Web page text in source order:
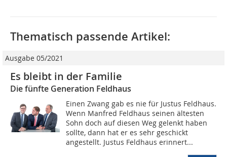
Thematisch passende Artikel:
Ausgabe 05/2021
Es bleibt in der Familie
Die fünfte Generation Feldhaus
Einen Zwang gab es nie für Justus Feldhaus.
Wenn Manfred Feldhaus seinen ältesten
Sohn doch auf diesen Weg gelenkt haben
sollte, dann hat er es sehr geschickt
angestellt. Justus Feldhaus erinnert...